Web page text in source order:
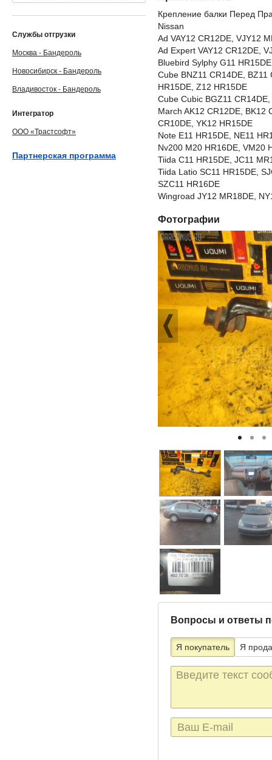
Крепление балки Перед
Nissan
Ad VAY12 CR12DE, VJY12
Ad Expert VAY12 CR12DE,
Bluebird Sylphy G11
Cube BNZ11 CR14DE,
HR15DE, Z12 HR15DE
Cube Cubic BGZ11
March AK12 CR12DE, BK12
CR10DE, YK12 HR15DE
Note E11 HR15DE, NE11
Nv200 M20 HR16DE, VM20
Tiida C11 HR15DE, JC11
Tiida Latio SC11 HR15DE,
SZC11 HR16DE
Wingroad JY12 MR18DE,
Фотографии
Вопросы и ответы
Я покупатель Я
Текст
сообщения
E-
mail
Службы отгрузки
Москва - Бандероль
Новосибирск - Бандероль
Владивосток - Бандероль
Интегратор
ООО «Трастсофт»
Партнерская программа